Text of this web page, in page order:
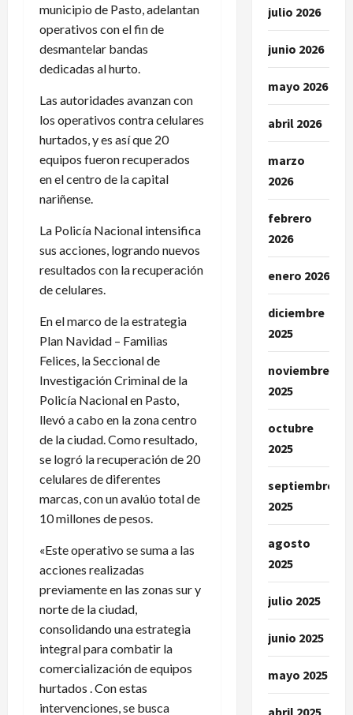
municipio de Pasto, adelantan
operativos con el fin de
desmantelar bandas
dedicadas al hurto.
Las autoridades avanzan con
los operativos contra celulares
hurtados, y es así que 20
equipos fueron recuperados
en el centro de la capital
nariñense.
La Policía Nacional intensifica
sus acciones, logrando nuevos
resultados con la recuperación
de celulares.
En el marco de la estrategia
Plan Navidad – Familias
Felices, la Seccional de
Investigación Criminal de la
Policía Nacional en Pasto,
llevó a cabo en la zona centro
de la ciudad. Como resultado,
se logró la recuperación de 20
celulares de diferentes
marcas, con un avalúo total de
10 millones de pesos.
«Este operativo se suma a las
acciones realizadas
previamente en las zonas sur y
norte de la ciudad,
consolidando una estrategia
integral para combatir la
comercialización de equipos
hurtados . Con estas
intervenciones, se busca
julio 2026
junio 2026
mayo 2026
abril 2026
marzo
2026
febrero
2026
enero 2026
diciembre
2025
noviembre
2025
octubre
2025
septiembre
2025
agosto
2025
julio 2025
junio 2025
mayo 2025
abril 2025